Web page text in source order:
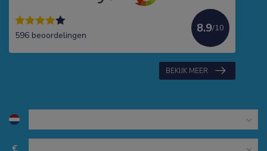
596 beoordelingen
8.9/10
BEKIJK MEER
€